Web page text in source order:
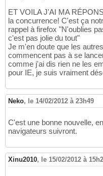
ET VOILA J'AI MA
la concurrence! C'est ça
rappel à firefox "N'oublies
c'est pas jolie du tout"
Je m'en doute que les
commencent pas à se
comme j'ai dis rien ne les
pour IE, je suis vraiment
Neko, le 14/02/2012 à 23h49
C'est une bonne nouvelle,
navigateurs suivront.
Xinu2010, le 15/02/2012 à